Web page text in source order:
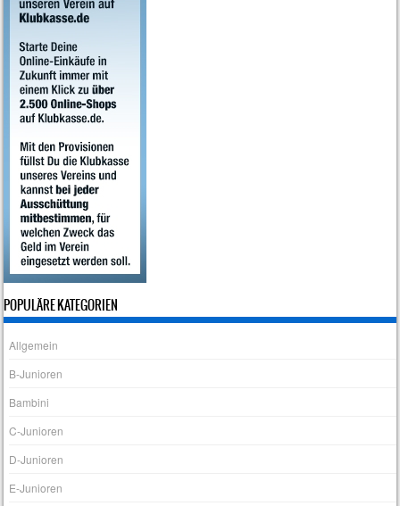
POPULÄRE KATEGORIEN
Allgemein
B-Junioren
Bambini
C-Junioren
D-Junioren
E-Junioren